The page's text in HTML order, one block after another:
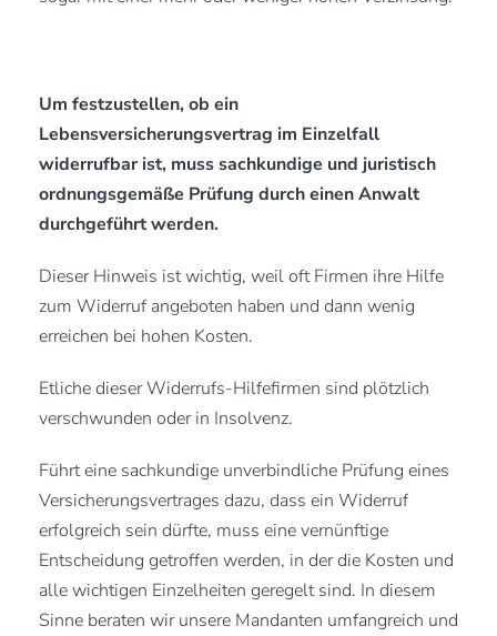
Um festzustellen, ob ein
Lebensversicherungsvertrag im Einzelfall
widerrufbar ist, muss sachkundige und juristisch
ordnungsgemäße Prüfung durch einen Anwalt
durchgeführt werden.
Dieser Hinweis ist wichtig, weil oft Firmen ihre Hilfe
zum Widerruf angeboten haben und dann wenig
erreichen bei hohen Kosten.
Etliche dieser Widerrufs-Hilfefirmen sind plötzlich
verschwunden oder in Insolvenz.
Führt eine sachkundige unverbindliche Prüfung eines
Versicherungsvertrages dazu, dass ein Widerruf
erfolgreich sein dürfte, muss eine vernünftige
Entscheidung getroffen werden, in der die Kosten und
alle wichtigen Einzelheiten geregelt sind. In diesem
Sinne beraten wir unsere Mandanten umfangreich und